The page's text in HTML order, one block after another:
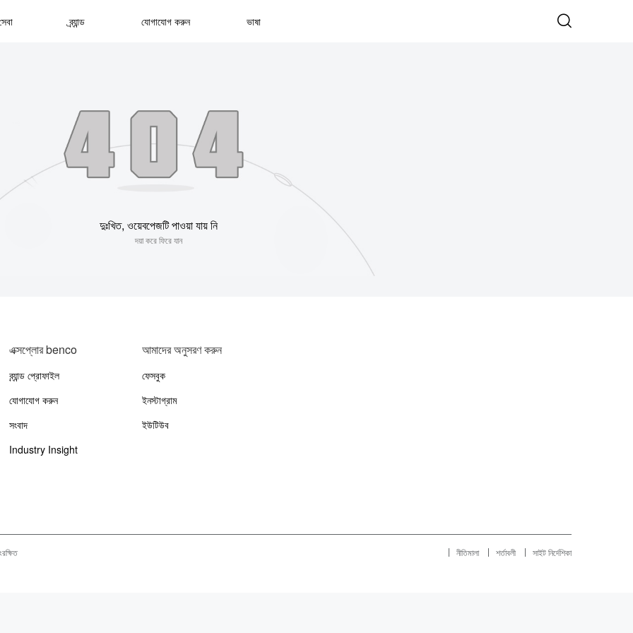
ব্র্যান্ড যোগাযোগ করুন ভাষা
দুঃখিত, ওয়েবপেজটি পাওয়া যায় নি
দয়া করে ফিরে যান
এক্সপ্লোর benco
ব্র্যান্ড প্রোফাইল
যোগাযোগ করুন
সংবাদ
Industry Insight
আমাদের অনুসরণ করুন
ফেসবুক
ইনস্টাগ্রাম
ইউটিউব
নীতিমালা শর্তাবলী সাইট নির্দেশিকা